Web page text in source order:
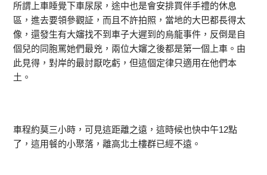
所謂上車睡覺下車尿尿，途中也是會安排買伴手禮的休息
區，進去要領參觀証，而且不許拍照，當地的大巴都長得太
像，還發生有大嬸找不到車子大遲到的烏龍事件，反倒是自
個兒的同胞罵她們最兇，兩位大嬸之後都是第一個上車。由
此見得，對岸的最討厭吃虧，但這個定律只適用在他們本
土。
車程約莫三小時，可見這距離之遠，這時候也快中午12點
了，這用餐的小聚落，離高北土樓群已經不遠。